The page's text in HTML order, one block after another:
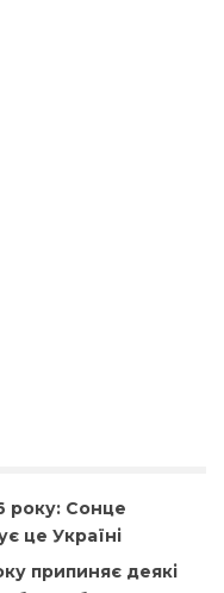
року: Сонце
це Україні
припиняє деякі